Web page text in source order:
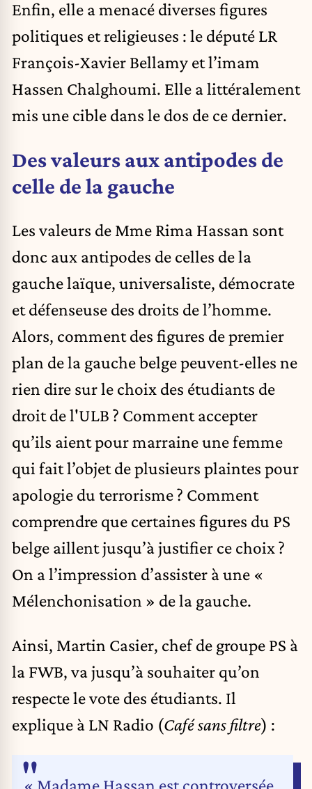
Enfin, elle a menacé diverses figures
politiques et religieuses : le député LR
François-Xavier Bellamy et l’imam
Hassen Chalghoumi. Elle a littéralement
mis une cible dans le dos de ce dernier.
Des valeurs aux antipodes de
celle de la gauche
Les valeurs de Mme Rima Hassan sont
donc aux antipodes de celles de la
gauche laïque, universaliste, démocrate
et défenseuse des droits de l’homme.
Alors, comment des figures de premier
plan de la gauche belge peuvent-elles ne
rien dire sur le choix des étudiants de
droit de l'ULB ? Comment accepter
qu’ils aient pour marraine une femme
qui fait l’objet de plusieurs plaintes pour
apologie du terrorisme ? Comment
comprendre que certaines figures du PS
belge aillent jusqu’à justifier ce choix ?
On a l’impression d’assister à une «
Mélenchonisation » de la gauche.
Ainsi, Martin Casier, chef de groupe PS à
la FWB, va jusqu’à souhaiter qu’on
respecte le vote des étudiants. Il
explique à LN Radio (Café sans filtre) :
« Madame Hassan est controversée.